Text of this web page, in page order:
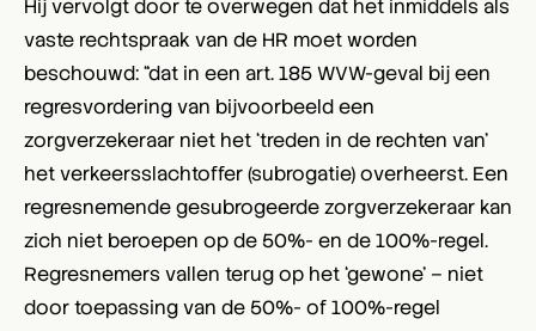
Hij vervolgt door te overwegen dat het inmiddels als
vaste rechtspraak van de HR moet worden
beschouwd: “dat in een art. 185 WVW-geval bij een
regresvordering van bijvoorbeeld een
zorgverzekeraar niet het ‘treden in de rechten van’
het verkeersslachtoffer (subrogatie) overheerst. Een
regresnemende gesubrogeerde zorgverzekeraar kan
zich niet beroepen op de 50%- en de 100%-regel.
Regresnemers vallen terug op het ‘gewone’ – niet
door toepassing van de 50%- of 100%-regel